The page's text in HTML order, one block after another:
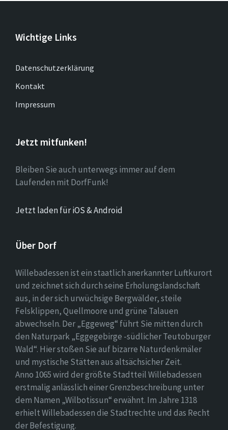
Wichtige Links
Datenschutzerklärung
Kontakt
Impressum
Jetzt mitfunken!
Bleiben Sie auch unterwegs immer auf dem
Laufenden mit DorfFunk!
Jetzt laden für iOS & Android
Über Dorf
Willebadessen ist ein staatlich anerkannter Luftkurort
und zeichnet sich durch seine Erholungslandschaft
aus, in der sich urwüchsige Bergwälder, steile
Felsklippen, Quellmoore und grüne Talauen
abwechseln. Der „Eggeweg“ führt Sie mitten durch
den Naturpark „Eggegebirge -südlicher Teutoburger
Wald“. Hier stoßen Sie auf bizarre Naturdenkmäler
und mystische Stätten aus altsächsicher Zeit.
Anno 1065 wird der größte Stadtteil Willebadessen
erstmalig anlässlich einer Grenzbeschreibung unter
dem Namen „Wilbotissun“ erwähnt. Im Jahre 1318
erhielt Willebadessen die Stadtrechte und das Recht
der Befestigung.